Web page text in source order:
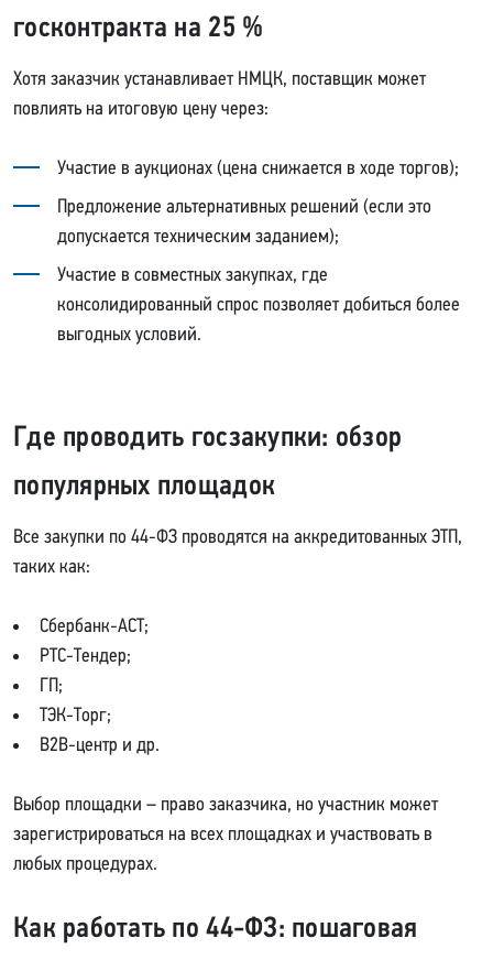
госконтракта на 25 %
Хотя заказчик устанавливает НМЦК, поставщик может
повлиять на итоговую цену через:
Участие в аукционах (цена снижается в ходе торгов);
Предложение альтернативных решений (если это
допускается техническим заданием);
Участие в совместных закупках, где
консолидированный спрос позволяет добиться более
выгодных условий.
Где проводить госзакупки: обзор
популярных площадок
Все закупки по 44-ФЗ проводятся на аккредитованных ЭТП,
таких как:
Сбербанк-АСТ;
РТС-Тендер;
ГП;
ТЭК-Торг;
B2B-центр и др.
Выбор площадки – право заказчика, но участник может
зарегистрироваться на всех площадках и участвовать в
любых процедурах.
Как работать по 44-ФЗ: пошаговая